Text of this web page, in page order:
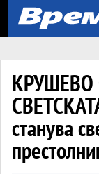
КРУШЕВО
станува